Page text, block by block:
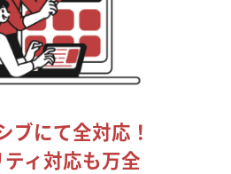
ブにて全対応！
ィ対応も万全